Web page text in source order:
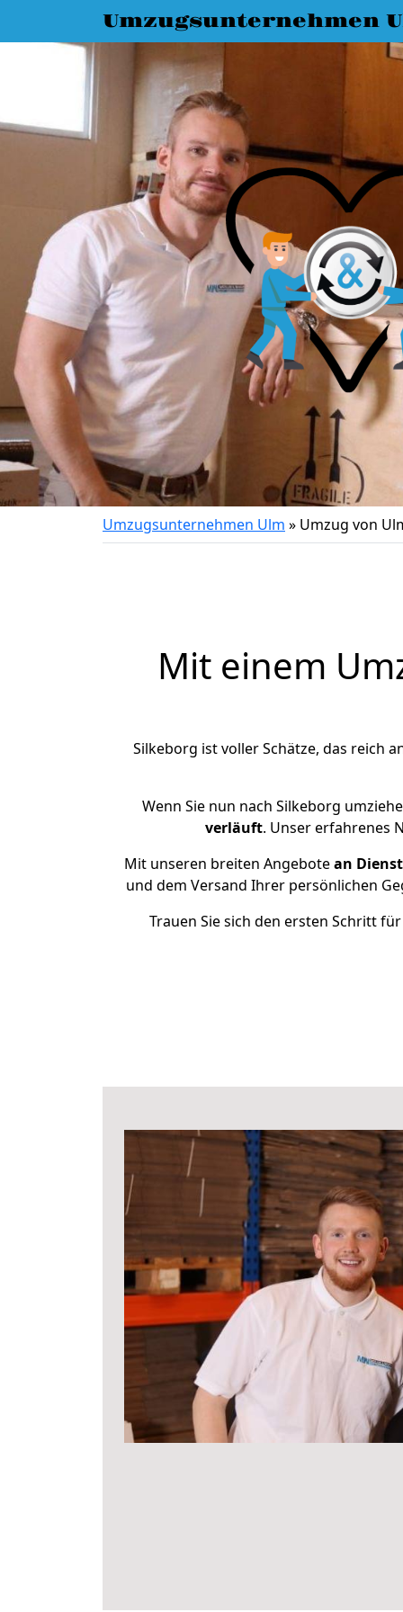
Umzugsunternehmen
Umzugsunternehmen Ulm » Umzug von
Mit einem
Silkeborg ist voller Schätze, das reich
Wenn Sie nun nach Silkeborg
verläuft. Unser erfahrenes
Mit unseren breiten Angebotean
und dem Versand Ihrer persönlichen
Trauen Sie sich den ersten Schritt